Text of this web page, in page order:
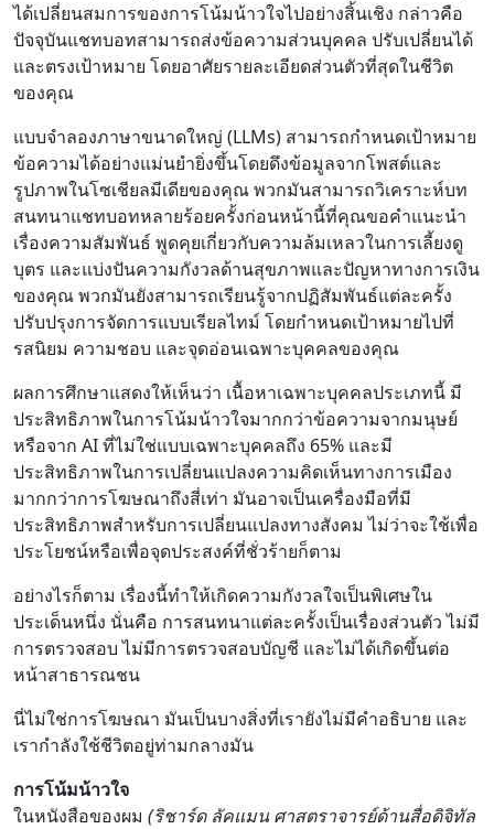
ได้เปลี่ยนสมการของการโน้มน้าวใจไปอย่างสิ้นเชิง กล่าวคือ
ปัจจุบันแชทบอทสามารถส่งข้อความส่วนบุคคล ปรับเปลี่ยนได้
และตรงเป้าหมาย โดยอาศัยรายละเอียดส่วนตัวที่สุดในชีวิต
ของคุณ
แบบจำลองภาษาขนาดใหญ่ (LLMs) สามารถกำหนดเป้าหมาย
ข้อความได้อย่างแม่นยำยิ่งขึ้นโดยดึงข้อมูลจากโพสต์และ
รูปภาพในโซเชียลมีเดียของคุณ พวกมันสามารถวิเคราะห์บท
สนทนาแชทบอทหลายร้อยครั้งก่อนหน้านี้ที่คุณขอคำแนะนำ
เรื่องความสัมพันธ์ พูดคุยเกี่ยวกับความล้มเหลวในการเลี้ยงดู
บุตร และแบ่งปันความกังวลด้านสุขภาพและปัญหาทางการเงิน
ของคุณ พวกมันยังสามารถเรียนรู้จากปฏิสัมพันธ์แต่ละครั้ง
ปรับปรุงการจัดการแบบเรียลไทม์ โดยกำหนดเป้าหมายไปที่
รสนิยม ความชอบ และจุดอ่อนเฉพาะบุคคลของคุณ
ผลการศึกษาแสดงให้เห็นว่า เนื้อหาเฉพาะบุคคลประเภทนี้ มี
ประสิทธิภาพในการโน้มน้าวใจมากกว่าข้อความจากมนุษย์
หรือจาก AI ที่ไม่ใช่แบบเฉพาะบุคคลถึง 65% และมี
ประสิทธิภาพในการเปลี่ยนแปลงความคิดเห็นทางการเมือง
มากกว่าการโฆษณาถึงสี่เท่า มันอาจเป็นเครื่องมือที่มี
ประสิทธิภาพสำหรับการเปลี่ยนแปลงทางสังคม ไม่ว่าจะใช้เพื่อ
ประโยชน์หรือเพื่อจุดประสงค์ที่ชั่วร้ายก็ตาม
อย่างไรก็ตาม เรื่องนี้ทำให้เกิดความกังวลใจเป็นพิเศษใน
ประเด็นหนึ่ง นั่นคือ การสนทนาแต่ละครั้งเป็นเรื่องส่วนตัว ไม่มี
การตรวจสอบ ไม่มีการตรวจสอบบัญชี และไม่ได้เกิดขึ้นต่อ
หน้าสาธารณชน
นี่ไม่ใช่การโฆษณา มันเป็นบางสิ่งที่เรายังไม่มีคำอธิบาย และ
เรากำลังใช้ชีวิตอยู่ท่ามกลางมัน
การโน้มน้าวใจ
ในหนังสือของผม (ริชาร์ด ลัคแมน ศาสตราจารย์ด้านสื่อดิจิทัล